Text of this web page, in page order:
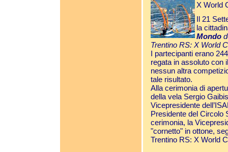
X World
Il 21
la
Mondo
Trentino RS: X World
I partecipanti erano
regata in assoluto con
nessun altra
tale risultato.
Alla cerimonia di
della vela Sergio
Vicepresidente
Presidente del Circolo
cerimonia, la
"cornetto" in ottone,
Trentino RS: X World